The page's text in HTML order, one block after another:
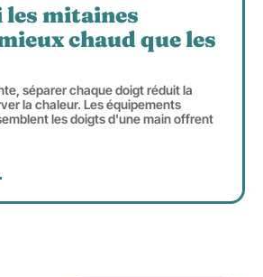
mitaines
chaud que les
séparer chaque doigt réduit la
la chaleur. Les équipements
les doigts d'une main offrent